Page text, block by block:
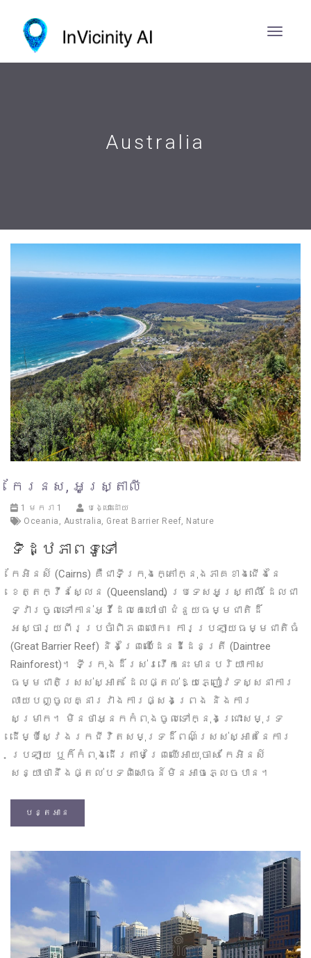
Australia
កែរនស, អូស្ត្រាលី
1 មករា 1
បង្ហោះដោយ
Oceania , Australia, Great Barrier Reef, Nature
ទិដ្ឋភាពទូទៅ
កែអិនស៍ (Cairns) គឺជាទីក្រុងក្តៅក្នុងភាគខាងជើងនៃ
ខេត្តក្វីនស្លែន (Queensland) ប្រទេសអូស្ត្រាលី ដែលជា
ទ្វារចូលទៅកាន់អ្វីដែលគេហៅថា ជំនួយធម្មជាតិដ៏
អស្ចារ្យពីរប្រចាំពិភពលោក៖ ការប្រឡាយធម្មជាតិធំ
(Great Barrier Reef) និងព្រៃឈើដែនដីដេនត្រី (Daintree
Rainforest)។ ទីក្រុងដ៏រស់រវើកនេះ មានបរិយាកាស
ធម្មជាតិស្រស់ស្អាត ដែលផ្តល់ឱ្យភ្ញៀវទស្សនាការ
លាយបញ្ចូលគ្នារវាងការផ្សងព្រេង និងការ
សម្រាក។ មិនថាអ្នកកំពុងចូលទៅក្នុងជ្រោះសមុទ្រ
ដើម្បីស្វែងរកជីវិតសមុទ្រដ៏ពណ៌ស្រស់ស្អាតនៃការ
ប្រឡាយ ឬក៏កំពុងដើរតាមព្រៃឈើអាយុចាស់ កែអិនស៍
សន្យាថានឹងផ្តល់បទពិសោធន៍មិនអាចភ្លេចបាន។
បន្តអាន